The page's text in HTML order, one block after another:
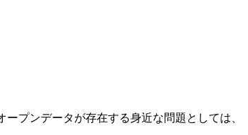
プンデータが存在する身近な問題としては、